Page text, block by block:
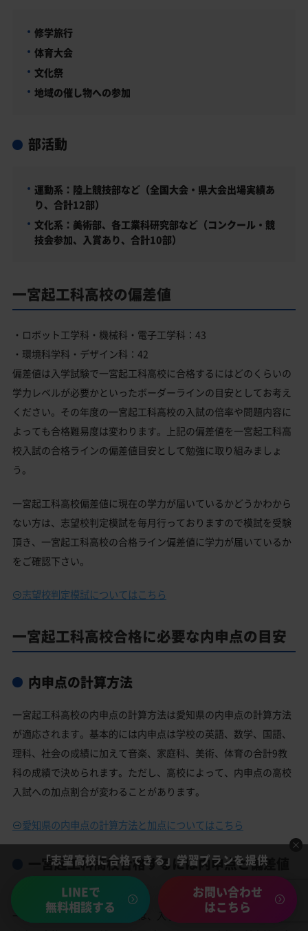
修学旅行
体育大会
文化祭
地域の催し物への参加
部活動
運動系：陸上競技部など（全国大会・県大会出場実績あ
り、合計12部）
文化系：美術部、各工業科研究部など（コンクール・競
技会参加、入賞あり、合計10部）
一宮起工科高校の偏差値
・ロボット工学科・機械科・電子工学科：43
・環境科学科・デザイン科：42
偏差値は入学試験で一宮起工科高校に合格するにはどのくらいの
学力レベルが必要かといったボーダーラインの目安としてお考え
ください。その年度の一宮起工科高校の入試の倍率や問題内容に
よっても合格難易度は変わります。上記の偏差値を一宮起工科高
校入試の合格ラインの偏差値目安として勉強に取り組みましょ
う。
一宮起工科高校偏差値に現在の学力が届いているかどうかわから
ない方は、志望校判定模試を毎月行っておりますので模試を受験
頂き、一宮起工科高校の合格ライン偏差値に学力が届いているか
をご確認下さい。
志望校判定模試についてはこちら
一宮起工科高校合格に必要な内申点の目安
内申点の計算方法
一宮起工科高校の内申点の計算方法は愛知県の内申点の計算方法
が適応されます。基本的には内申点は学校の英語、数学、国語、
理科、社会の成績に加えて音楽、家庭科、美術、体育の合計9教
科の成績で決められます。ただし、高校によって、内申点の高校
入試への加点割合が変わることがあります。
愛知県の内申点の計算方法と加点についてはこちら
一宮起工科高校合格するには内申点と偏差値
両方が必要
一宮起工科高校に合格するには、入学試験の当日点と内申点の合
「志望高校に合格できる」学習プランを提供
LINEで
無料相談する
お問い合わせ
はこちら